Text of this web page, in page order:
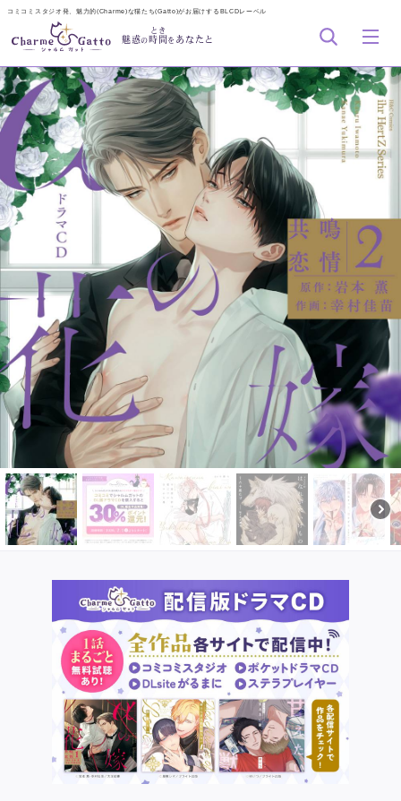
コミコミスタジオ発、魅力的(Charme)な猫たち(Gatto)がお届けするBLCDレーベル
魅惑の 時間
とき
を あなたと